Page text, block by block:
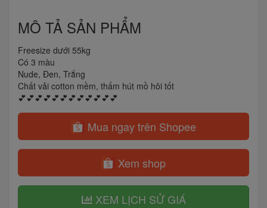
MÔ TẢ SẢN PHẨM
Freesize dưới 55kg
Có 3 màu
Nude, Đen, Trắng
Chất vải cotton mềm, thấm hút mồ hôi tốt
💕💕💕💕💕💕💕💕💕💕💕💕
Mua ngay trên Shopee
Xem shop
XEM LỊCH SỬ GIÁ